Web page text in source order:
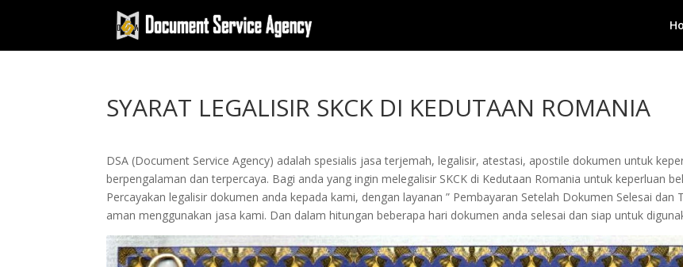
SYARAT LEGALISIR SKCK DI KEDUTAAN ROMANIA
DSA (Document Service Agency) adalah spesialis jasa terjemah, legalisir, atestasi, apostile dokumen untuk
berpengalaman dan terpercaya. Bagi anda yang ingin melegalisir SKCK di Kedutaan Romania untuk keperluan
Percayakan legalisir dokumen anda kepada kami, dengan layanan ” Pembayaran Setelah Dokumen Selesai dan
aman menggunakan jasa kami. Dan dalam hitungan beberapa hari dokumen anda selesai dan siap untuk